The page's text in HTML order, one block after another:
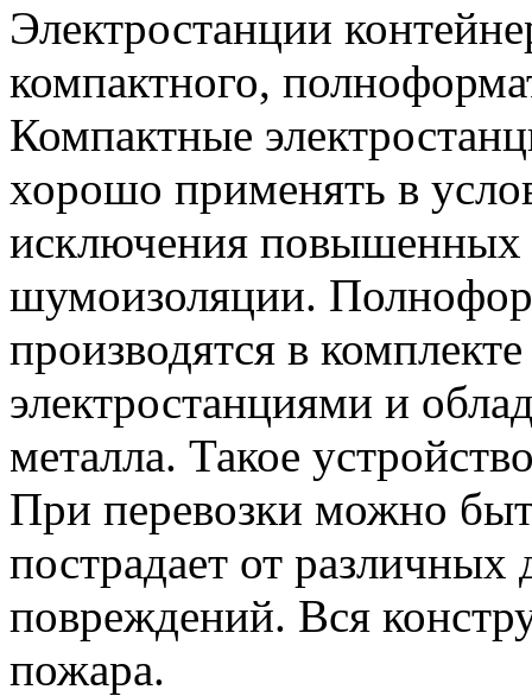
Электростанции
компактного,
Компактные
хорошо применять в
исключения повышенных
шумоизоляции.
производятся в
электростанциями и
металла. Такое
При перевозки можно
пострадает от
повреждений. Вся
пожара.